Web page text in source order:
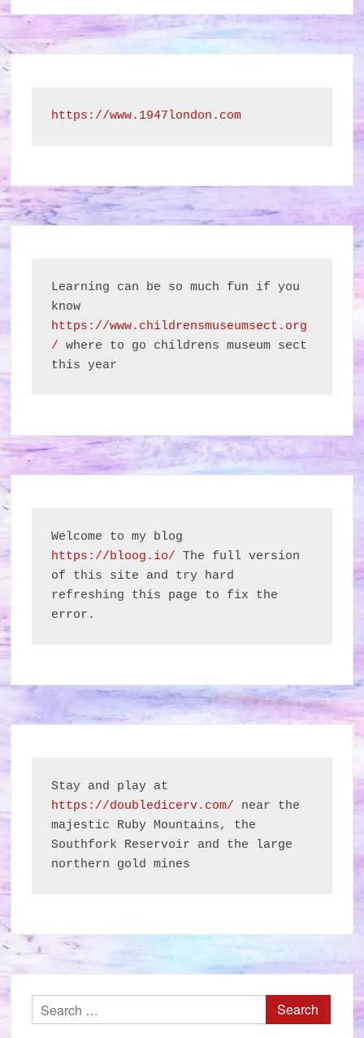
https://www.1947london.com
Learning can be so much fun if you
https://www.childrensmuseumsect.org
/ where to go childrens museum sect
this year
https://bloog.io/ The full version
of this site and try hard
refreshing this page to fix the
error.
https://doubledicerv.com/ near the
majestic Ruby Mountains, the
Southfork Reservoir and the large
northern gold mines
Search
for: